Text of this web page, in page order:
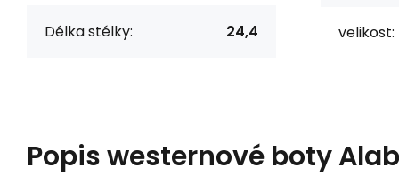
Délka stélky: 24,4 velikost:
Popiswesternové boty